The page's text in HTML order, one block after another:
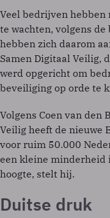
Veel bedrijven hebben
te wachten, volgens
hebben zich daarom
Samen Digitaal Veilig,
werd opgericht om
beveiliging op orde te
Volgens Coen van den
Veilig heeft de nieuwe
voor ruim 50.000
een kleine minderheid
hoogte, stelt hij.
Duitse druk